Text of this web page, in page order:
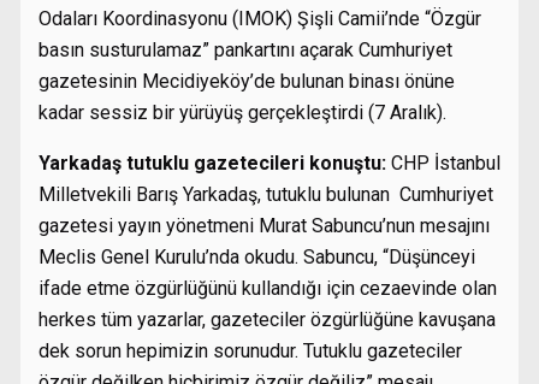
Odaları Koordinasyonu (IMOK) Şişli Camii’nde “Özgür
basın susturulamaz” pankartını açarak Cumhuriyet
gazetesinin Mecidiyeköy’de bulunan binası önüne
kadar sessiz bir yürüyüş gerçekleştirdi (7 Aralık).
Yarkadaş tutuklu gazetecileri konuştu: CHP İstanbul
Milletvekili Barış Yarkadaş, tutuklu bulunan Cumhuriyet
gazetesi yayın yönetmeni Murat Sabuncu’nun mesajını
Meclis Genel Kurulu’nda okudu. Sabuncu, “Düşünceyi
ifade etme özgürlüğünü kullandığı için cezaevinde olan
herkes tüm yazarlar, gazeteciler özgürlüğüne kavuşana
dek sorun hepimizin sorunudur. Tutuklu gazeteciler